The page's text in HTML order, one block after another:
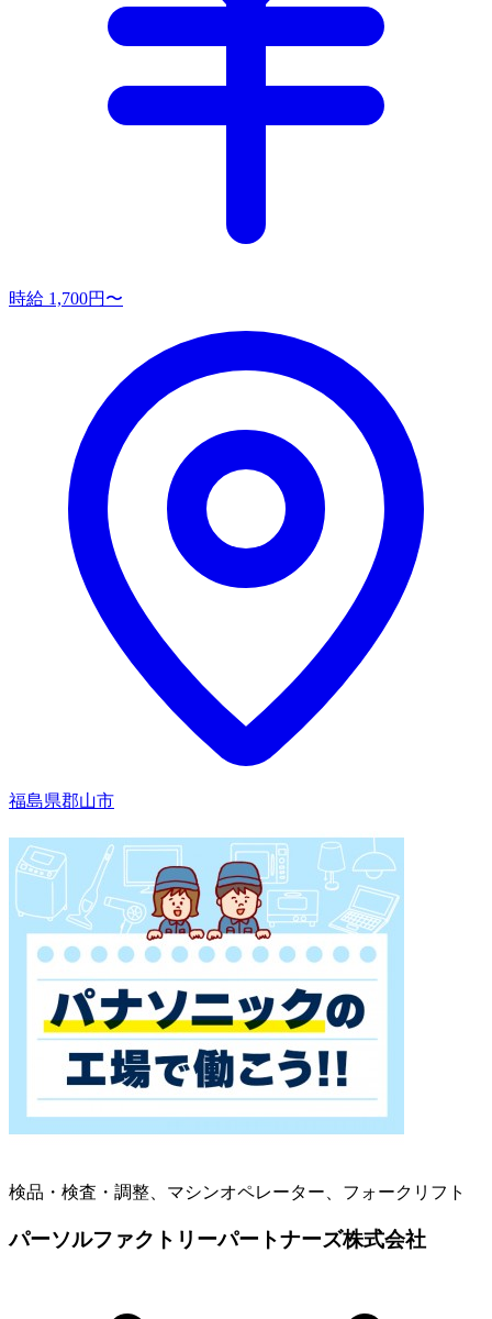
時給 1,700円〜
福島県郡山市
検品・検査・調整、マシンオペレーター、フォークリフト
パーソルファクトリーパートナーズ株式会社